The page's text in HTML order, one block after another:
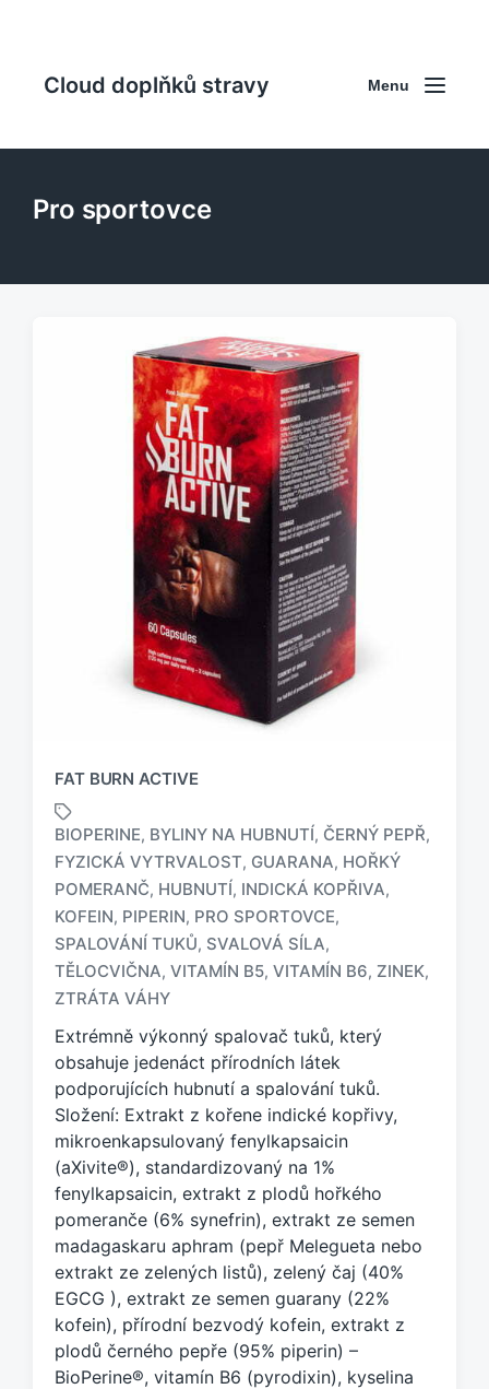
Cloud doplňků stravy Menu
Pro sportovce
FAT BURN ACTIVE
O
z
n
č
e
n
t
a
g
e
m
:
BIOPERINE, BYLINY NA HUBNUTÍ, ČERNÝ PEPŘ,
FYZICKÁ VYTRVALOST, GUARANA, HOŘKÝ
POMERANČ, HUBNUTÍ, INDICKÁ KOPŘIVA,
KOFEIN, PIPERIN, PRO SPORTOVCE,
SPALOVÁNÍ TUKŮ, SVALOVÁ SÍLA,
TĚLOCVIČNA, VITAMÍN B5, VITAMÍN B6, ZINEK,
ZTRÁTA VÁHY
Extrémně výkonný spalovač tuků, který
obsahuje jedenáct přírodních látek
podporujících hubnutí a spalování tuků.
Složení: Extrakt z kořene indické kopřivy,
mikroenkapsulovaný fenylkapsaicin
(aXivite®), standardizovaný na 1%
fenylkapsaicin, extrakt z plodů hořkého
pomeranče (6% synefrin), extrakt ze semen
madagaskaru aphram (pepř Melegueta nebo
extrakt ze zelených listů), zelený čaj (40%
EGCG ), extrakt ze semen guarany (22%
kofein), přírodní bezvodý kofein, extrakt z
plodů černého pepře (95% piperin) –
BioPerine®, vitamín B6 (pyrodixin), kyselina